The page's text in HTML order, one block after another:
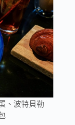
、波特貝勒